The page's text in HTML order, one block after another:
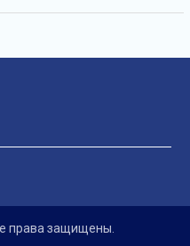
права защищены.